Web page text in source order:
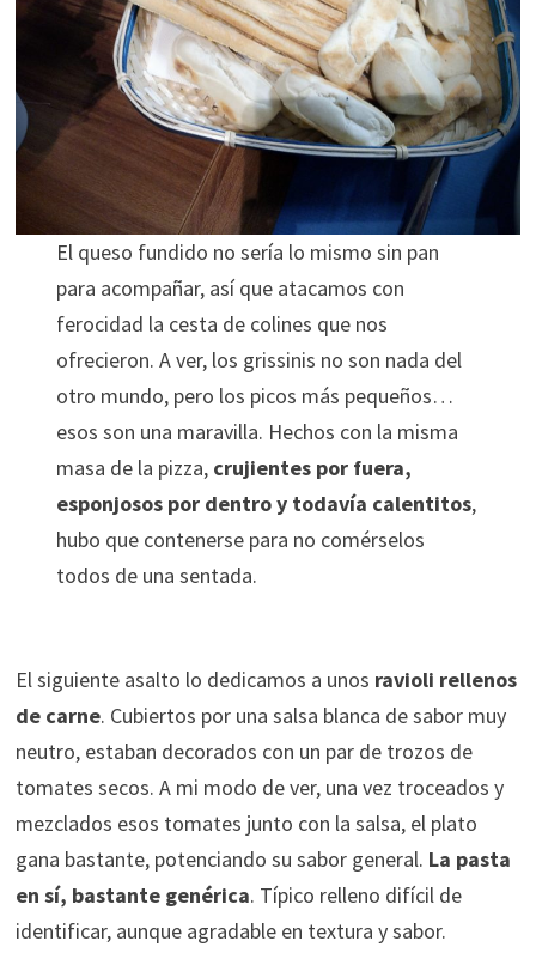
El queso fundido no sería lo mismo sin pan
para acompañar, así que atacamos con
ferocidad la cesta de colines que nos
ofrecieron. A ver, los grissinis no son nada del
otro mundo, pero los picos más pequeños…
esos son una maravilla. Hechos con la misma
masa de la pizza, crujientes por fuera,
esponjosos por dentro y todavía calentitos,
hubo que contenerse para no comérselos
todos de una sentada.
El siguiente asalto lo dedicamos a unos ravioli rellenos
de carne. Cubiertos por una salsa blanca de sabor muy
neutro, estaban decorados con un par de trozos de
tomates secos. A mi modo de ver, una vez troceados y
mezclados esos tomates junto con la salsa, el plato
gana bastante, potenciando su sabor general. La pasta
en sí, bastante genérica. Típico relleno difícil de
identificar, aunque agradable en textura y sabor.